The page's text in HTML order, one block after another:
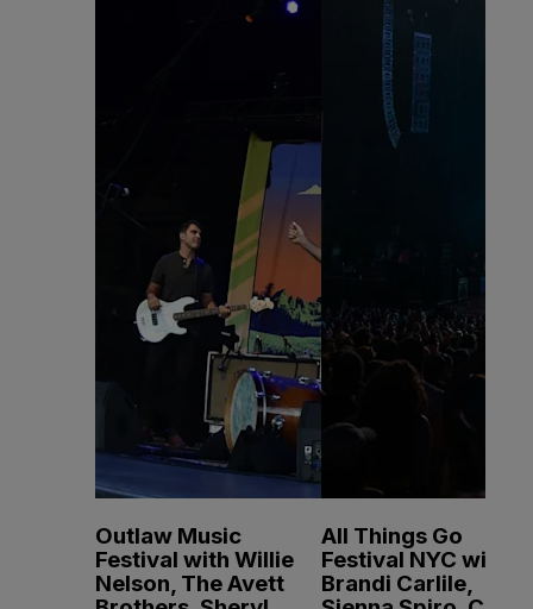
Outlaw Music
Festival with Willie
Nelson, The Avett
All Things Go
Festival NYC with
Brandi Carlile,